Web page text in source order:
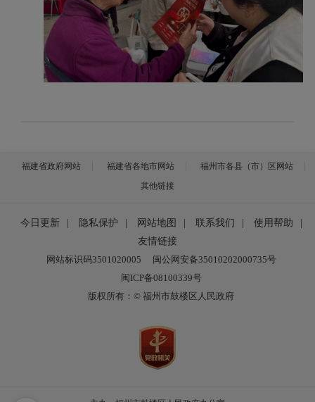
福建省政府网站 福建省各地市网站
福州市各县（市）区网站
其他链接
今日更新 隐私保护 网站地图 联系我们 使用帮助
友情链接
网站标识码3501020005
闽公网安备35010202000735号
闽ICP备08100339号
版权所有：© 福州市鼓楼区人民政府